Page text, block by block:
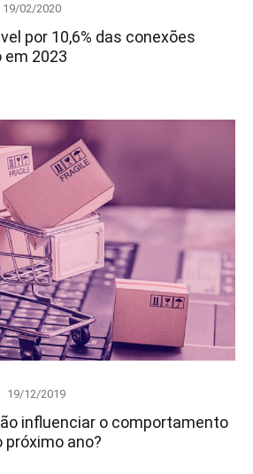
Posted
19/02/2020
por 10,6% das conexões
em 2023
Posted
19/12/2019
influenciar o comportamento
próximo ano?